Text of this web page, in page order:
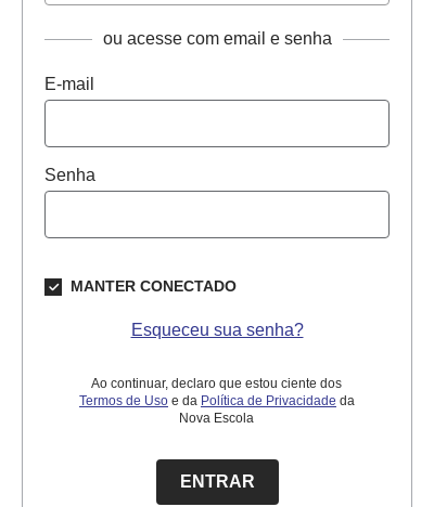
ou acesse com email e senha
E-mail
Senha
MANTER CONECTADO
Esqueceu sua senha?
Ao continuar, declaro que estou ciente dos
Termos de Usoe da Política de Privacidade da
Nova Escola
ENTRAR